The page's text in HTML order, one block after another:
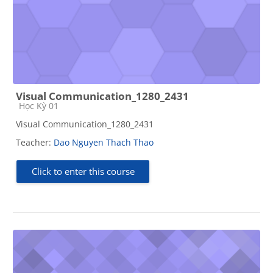
Visual Communication_1280_2431
Course category
Học Kỳ 01
Visual Communication_1280_2431
Teacher: Dao Nguyen Thach Thao
Click to enter this course